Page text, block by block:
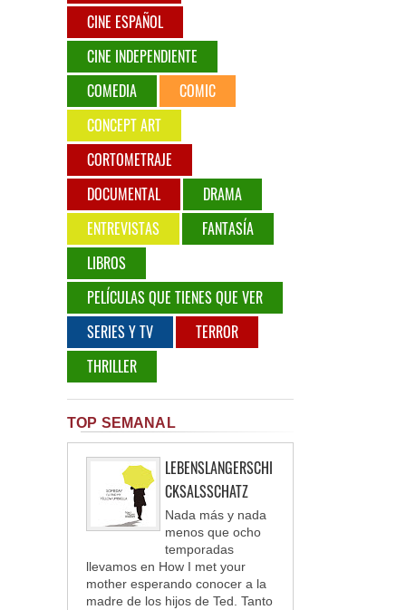
CINE ESPAÑOL
CINE INDEPENDIENTE
COMEDIA
COMIC
CONCEPT ART
CORTOMETRAJE
DOCUMENTAL
DRAMA
ENTREVISTAS
FANTASÍA
LIBROS
PELÍCULAS QUE TIENES QUE VER
SERIES Y TV
TERROR
THRILLER
TOP SEMANAL
LEBENSLANGERSCHI
CKSALSSCHATZ
Nada más y nada
menos que ocho
temporadas
llevamos en How I met your
mother esperando conocer a la
madre de los hijos de Ted. Tanto